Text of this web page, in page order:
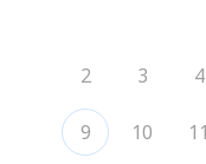
2 3 4
9 10 11